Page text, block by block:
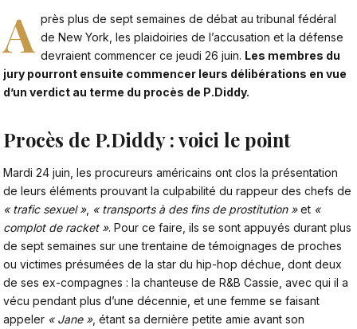
A près plus de sept semaines de débat au tribunal fédéral
de New York, les plaidoiries de l’accusation et la défense
devraient commencer ce jeudi 26 juin. Les membres du
jury pourront ensuite commencer leurs délibérations en vue
d’un verdict au terme du procès de P.Diddy.
Procès de P.Diddy : voici le point
Mardi 24 juin, les procureurs américains ont clos la présentation
de leurs éléments prouvant la culpabilité du rappeur des chefs de
« trafic sexuel », « transports à des fins de prostitution »et «
complot de racket ». Pour ce faire, ils se sont appuyés durant plus
de sept semaines sur une trentaine de témoignages de proches
ou victimes présumées de la star du hip-hop déchue, dont deux
de ses ex-compagnes : la chanteuse de R&B Cassie, avec qui il a
vécu pendant plus d’une décennie, et une femme se faisant
appeler « Jane », étant sa dernière petite amie avant son